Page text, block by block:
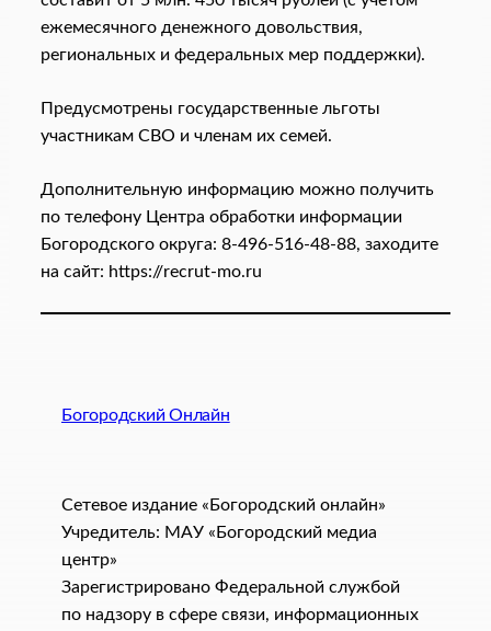
ежемесячного денежного довольствия,
региональных и федеральных мер поддержки).
Предусмотрены государственные льготы
участникам СВО и членам их семей.
Дополнительную информацию можно получить
по телефону Центра обработки информации
Богородского округа: 8-496-516-48-88, заходите
на сайт: https://recrut-mo.ru
Богородский Онлайн
Сетевое издание «Богородский онлайн»
Учредитель: МАУ «Богородский медиа
центр»
Зарегистрировано Федеральной службой
по надзору в сфере связи, информационных